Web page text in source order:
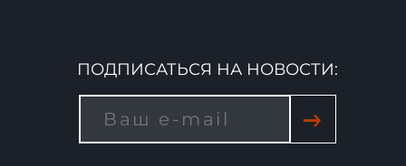
ПОДПИСАТЬСЯ НА НОВОСТИ:
→